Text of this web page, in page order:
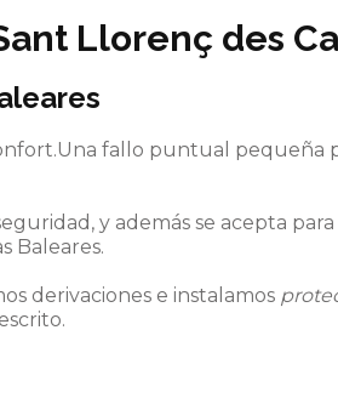
Llorenç des
fallo puntual pequeña
y además se acepta
Baleares.
derivaciones e instalamos